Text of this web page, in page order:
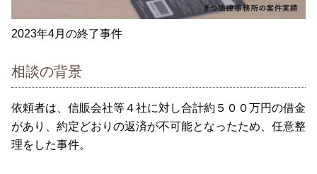
2023年4月の終了事件
相談の背景
依頼者は、信販会社等４社に対し合計約５００万円の借金
があり、約定どおりの返済が不可能となったため、任意整
理をした事件。